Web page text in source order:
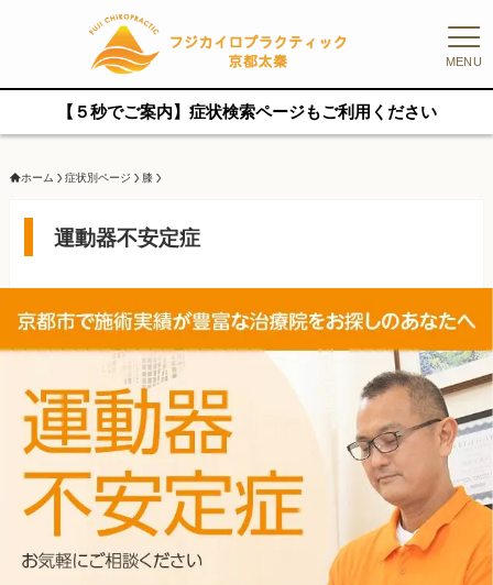
MENU
【５秒でご案内】症状検索ページもご利用ください
ホーム 症状別ページ 膝
運動器不安定症